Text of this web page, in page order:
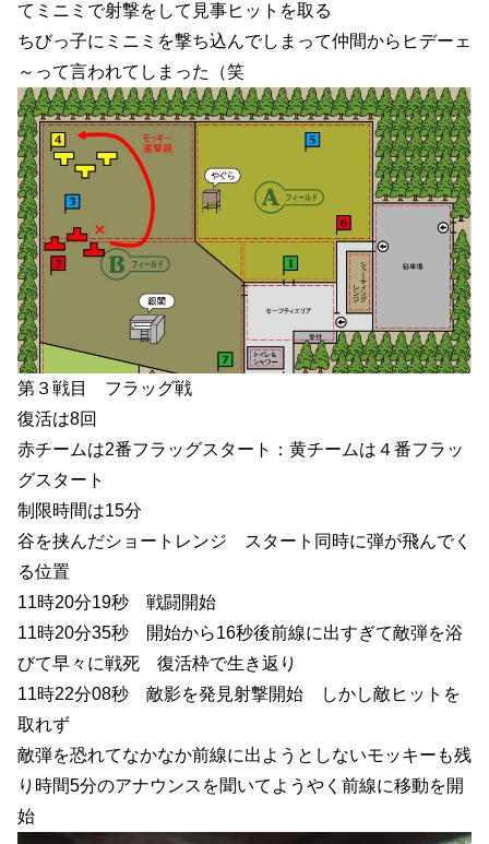
てミニミで射撃をして見事ヒットを取る
ちびっ子にミニミを撃ち込んでしまって仲間からヒデーェ
～って言われてしまった（笑
第３戦目 フラッグ戦
復活は8回
赤チームは2番フラッグスタート：黄チームは４番フラッ
グスタート
制限時間は15分
谷を挟んだショートレンジ スタート同時に弾が飛んでく
る位置
11時20分19秒 戦闘開始
11時20分35秒 開始から16秒後前線に出すぎて敵弾を浴
びて早々に戦死 復活枠で生き返り
11時22分08秒 敵影を発見射撃開始 しかし敵ヒットを
取れず
敵弾を恐れてなかなか前線に出ようとしないモッキーも残
り時間5分のアナウンスを聞いてようやく前線に移動を開
始